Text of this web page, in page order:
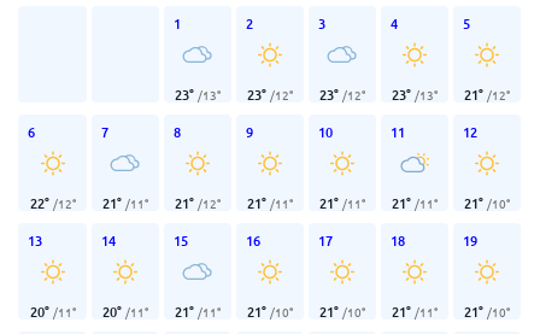
1
23° /13°
2
23° /12°
3
23° /12°
4
23° /13°
5
21° /12°
6
22° /12°
7
21° /11°
8
21° /12°
9
21° /11°
10
21° /11°
11
21° /11°
12
21° /10°
13
20° /11°
14
20° /11°
15
21° /11°
16
21° /10°
17
21° /10°
18
21° /11°
19
21° /10°